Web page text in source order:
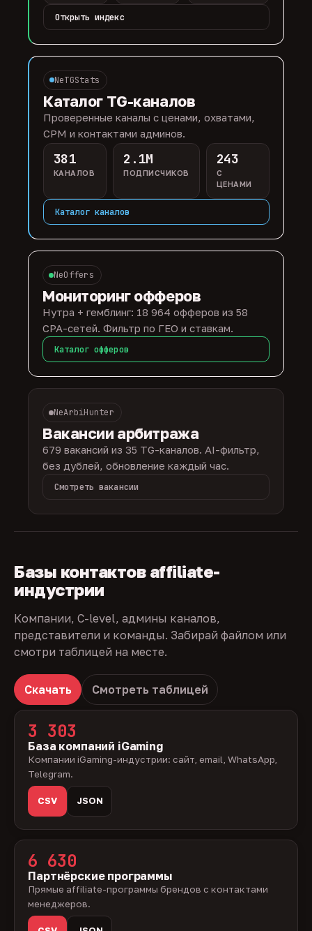
Открыть индекс
NeTGStats
Каталог TG-каналов
Проверенные каналы с ценами, охватами,
CPM и контактами админов.
381
КАНАЛОВ
2.1M
ПОДПИСЧИКОВ
243
С
ЦЕНАМИ
Каталог каналов
NeOffers
Мониторинг офферов
Нутра + гемблинг: 18 964 офферов из 58
CPA-сетей. Фильтр по ГЕО и ставкам.
Каталог офферов
NeArbiHunter
Вакансии арбитража
679 вакансий из 35 TG-каналов. AI-фильтр,
без дублей, обновление каждый час.
Смотреть вакансии
Базы контактов affiliate-
индустрии
Компании, C-level, админы каналов,
представители и команды. Забирай файлом или
смотри таблицей на месте.
Скачать Смотреть таблицей
3 303
База компаний iGaming
Компании iGaming-индустрии: сайт, email, WhatsApp,
Telegram.
CSV JSON
6 630
Партнёрские программы
Прямые affiliate-программы брендов с контактами
менеджеров.